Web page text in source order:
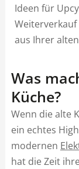
Ideen für
Weiterverkauf
aus Ihrer
Was
Küche?
Wenn die alte
ein echtes
modernen
hat die Zeit